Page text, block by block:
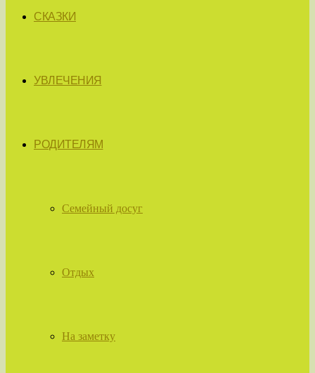
СКАЗКИ
УВЛЕЧЕНИЯ
РОДИТЕЛЯМ
Семейный досуг
Отдых
На заметку